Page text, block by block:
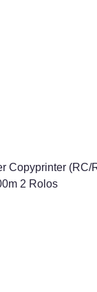
Copyprinter (RC/
2 Rolos